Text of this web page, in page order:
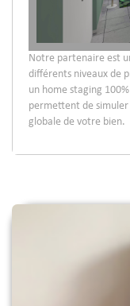
Notre partenaire est
différents niveaux de
un home staging
permettent de
globale de votre bien.